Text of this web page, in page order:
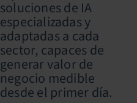
soluciones de IA
especializadas y
adaptadas a cada
sector, capaces de
generar valor de
negocio medible
desde el primer día.